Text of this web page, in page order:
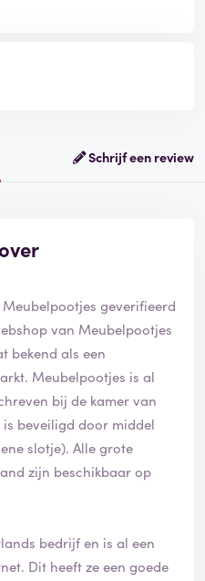
Schrijf een review
geverifieerd
van Meubelpootjes
bekend als een
Meubelpootjes is al
bij de kamer van
beveiligd door middel
slotje). Alle grote
zijn beschikbaar op
bedrijf en is al een
Dit heeft ze een goede